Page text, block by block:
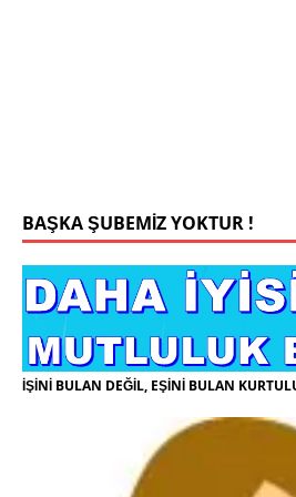
BAŞKA ŞUBEMİZ YOKTUR !
İŞİNİ BULAN DEĞİL, EŞİNİ BULAN